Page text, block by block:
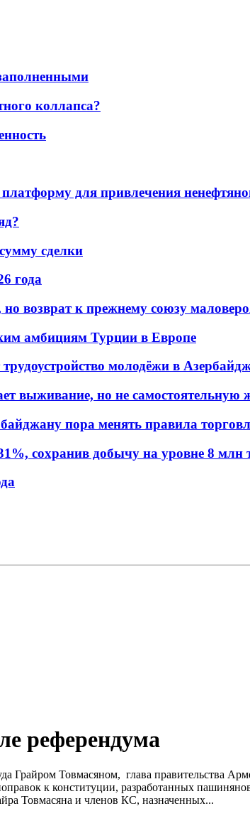
коллапса?
для привлечения
сделки
года
возврат к прежнему союзу
амбициям Турции в Европе
молодёжи в
выживание, но не самостоятельную
пора менять правила
сохранив добычу на уровне 8 млн
референдума
Грайром Товмасяном, глава правительства
к конституции, разработанных
Товмасяна и членов КС, назначенных...